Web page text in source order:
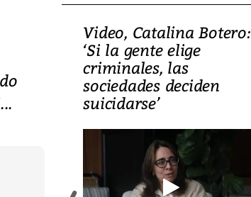
Video, Catalina Botero:
‘Si la gente elige
criminales, las
sociedades deciden
suicidarse’